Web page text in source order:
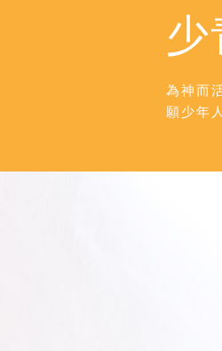
為神而
願少年